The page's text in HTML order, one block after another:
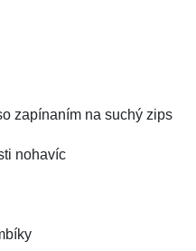
zapínaním na suchý zips
nohavíc